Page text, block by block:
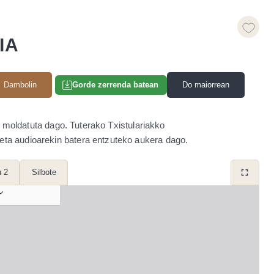
Dambolin Gorde zerrenda batean Do maiorrean
dago. Tuterako Txistulariakko
audioarekin batera entzuteko aukera dago.
2 Silbote